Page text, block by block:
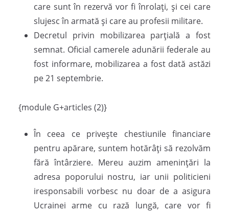
care sunt în rezervă vor fi înrolați, și cei care
slujesc în armată și care au profesii militare.
Decretul privin mobilizarea parțială a fost
semnat. Oficial camerele adunării federale au
fost informare, mobilizarea a fost dată astăzi
pe 21 septembrie.
{module G+articles (2)}
În ceea ce privește chestiunile financiare
pentru apărare, suntem hotărâți să rezolvăm
fără întârziere. Mereu auzim amenințări la
adresa poporului nostru, iar unii politicieni
iresponsabili vorbesc nu doar de a asigura
Ucrainei arme cu rază lungă, care vor fi